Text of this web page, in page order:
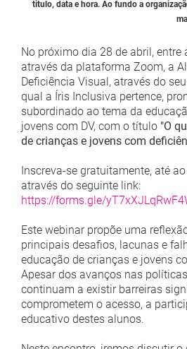
titulo, data e hora. Ao fundo a
No próximo dia 28 de abril, entre
através da plataforma Zoom, a
Deficiência Visual, através do
qual a Íris Inclusiva pertence,
subordinado ao tema da
jovens com DV, com o título "O
de crianças e jovens com
Inscreva-se gratuitamente, até
através do seguinte link:
https://forms.gle/
Este webinar propõe uma
principais desafios, lacunas e
educação de crianças e jovens
Apesar dos avanços nas
continuam a existir barreiras
comprometem o acesso, a
educativo destes alunos.